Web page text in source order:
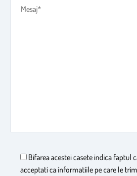
Bifarea acestei casete indica faptul
acceptati ca informatiile pe care le